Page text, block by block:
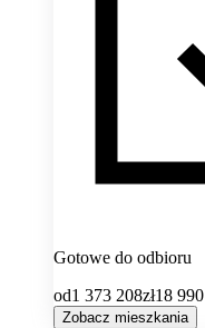
Gotowe do odbioru
od1 373 208zł18 990
Zobacz mieszkania